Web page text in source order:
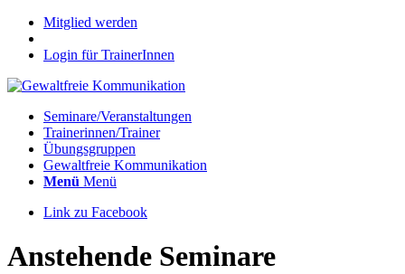
Mitglied werden
Login für TrainerInnen
Seminare/Veranstaltungen
Trainerinnen/Trainer
Übungsgruppen
Gewaltfreie Kommunikation
Menü Menü
Link zu Facebook
Anstehende Seminare